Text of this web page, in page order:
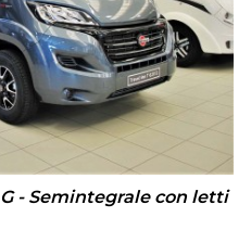
- Semintegrale con letti